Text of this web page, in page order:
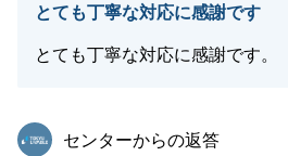
とても丁寧な対応に感謝です
とても丁寧な対応に感謝です。
東急リバブル
センターからの返答